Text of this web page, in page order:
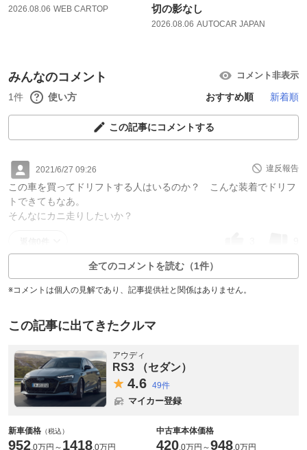
2026.08.06 WEB CARTOP
切の影なし
2026.08.06 AUTOCAR JAPAN
みんなのコメント コメント非表示
1件 使い方 おすすめ順 新着順
この記事にコメントする
2021/6/27 09:26 違反報告
この車を買ってドリフトする人はいるのか？ こんな装着でドリフ
トできてもなあ。
そんなにカニ走りしたいか？
全てのコメントを読む（1件）
※コメントは個人の見解であり、記事提供社と関係はありません。
この記事に出てきたクルマ
アウディ
RS3 （セダン）
4.6 49件
マイカー登録
新車価格 （税込）
952.0万円 ～ 1418.0万円
中古車本体価格
420.0万円 ～948.0万円